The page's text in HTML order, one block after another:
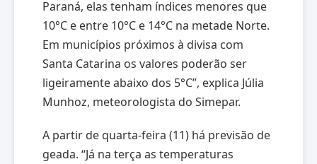
Paraná, elas tenham índices menores que
10°C e entre 10°C e 14°C na metade Norte.
Em municípios próximos à divisa com
Santa Catarina os valores poderão ser
ligeiramente abaixo dos 5°C”, explica Júlia
Munhoz, meteorologista do Simepar.
A partir de quarta-feira (11) há previsão de
geada. “Já na terça as temperaturas